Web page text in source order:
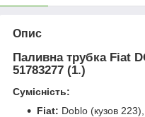
Опис
Паливна трубка Fiat
51783277 (1.)
Сумісність:
Fiat: Doblo (кузов